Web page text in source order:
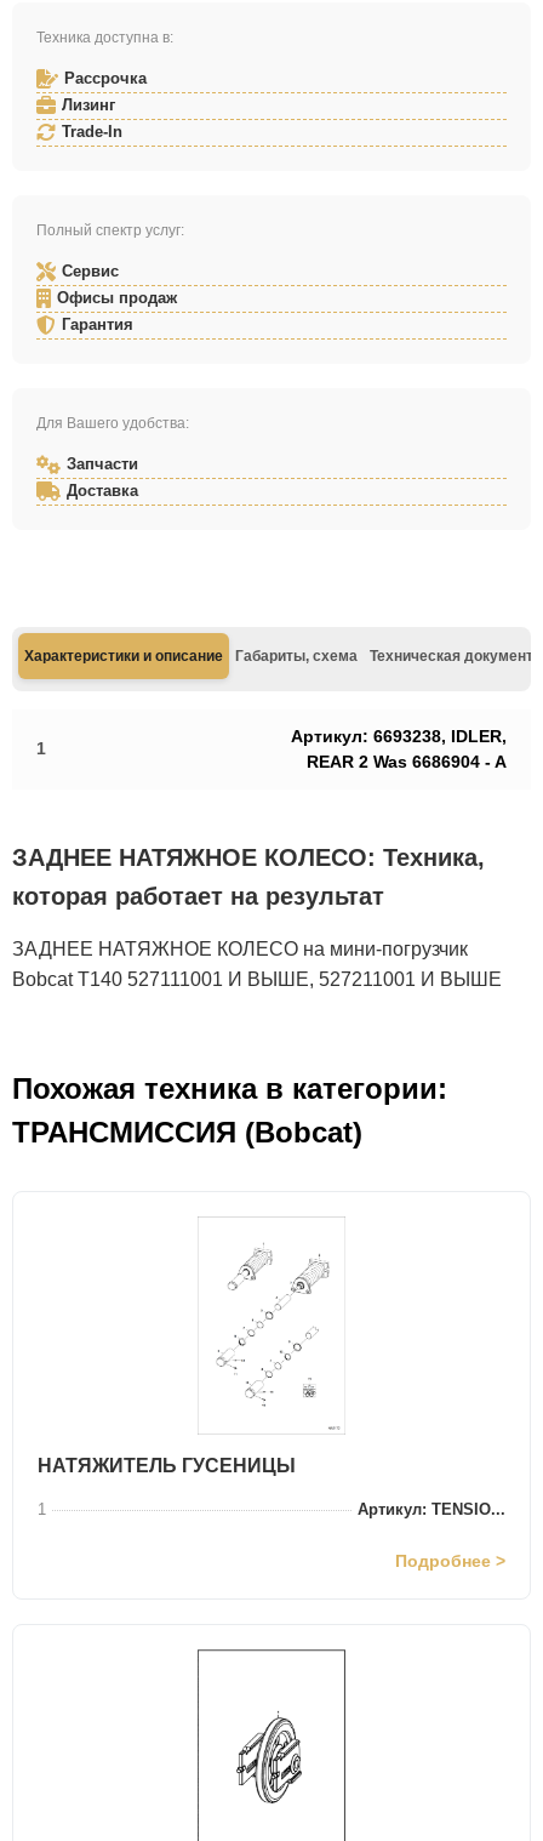
Техника доступна в:
Рассрочка
Лизинг
Trade-In
Полный спектр услуг:
Сервис
Офисы продаж
Гарантия
Для Вашего удобства:
Запчасти
Доставка
Характеристики и описание Габариты, схема Техническая
1
Артикул: 6693238, IDLER,
REAR 2 Was 6686904 - A
ЗАДНЕЕ НАТЯЖНОЕ КОЛЕСО: Техника,
которая работает на результат
ЗАДНЕЕ НАТЯЖНОЕ КОЛЕСО на мини-погрузчик
Bobcat T140 527111001 И ВЫШЕ, 527211001 И ВЫШЕ
Похожая техника в категории:
ТРАНСМИССИЯ (Bobcat)
НАТЯЖИТЕЛЬ ГУСЕНИЦЫ
1 Артикул: TENSIO...
Подробнее >